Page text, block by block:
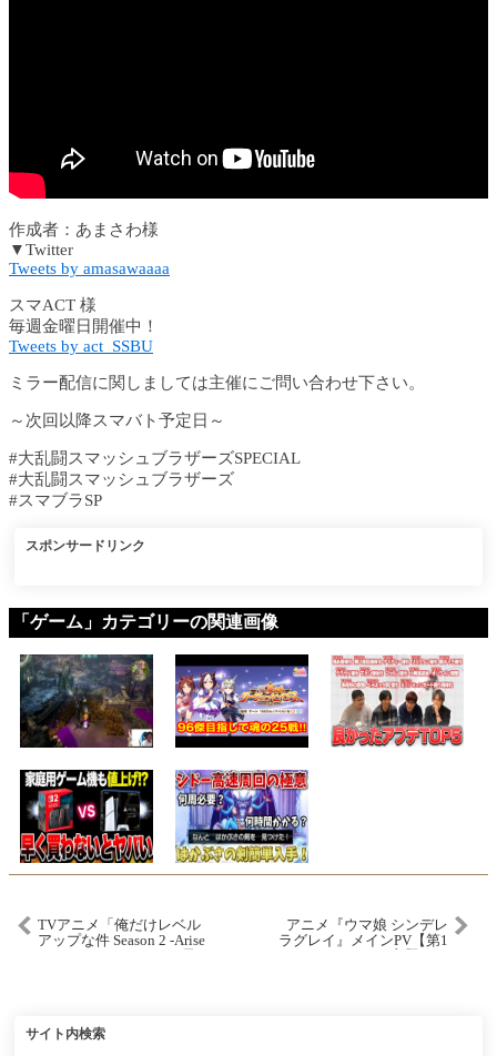
作成者：あまさわ様
▼Twitter
Tweets by amasawaaaa
スマACT 様
毎週金曜日開催中！
Tweets by act_SSBU
ミラー配信に関しましては主催にご問い合わせ下さい。
～次回以降スマバト予定日～
#大乱闘スマッシュブラザーズSPECIAL​
#大乱闘スマッシュブラザーズ​
#スマブラ​SP
スポンサードリンク
「ゲーム」カテゴリーの関連画像
TVアニメ「俺だけレベル
アップな件 Season 2 -Arise
アニメ『ウマ娘 シンデレ
ラグレイ』メインPV【第1
サイト内検索